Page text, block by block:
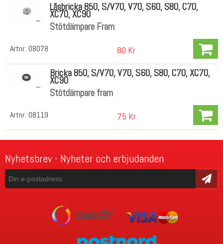
Artnr: 08078
Låsbricka 850, S/V70, V70, S60, S80, C70,
XC70, XC90
Stötdämpare Fram
80 Kr
Artnr: 08119
Bricka 850, S/V70, V70, S60, S80, C70, XC70,
XC90
Stötdämpare fram
75 Kr
Nyhetsbrev - Nyheter och erbjudanden
Skicka